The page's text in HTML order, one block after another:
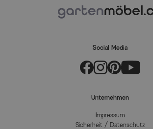
Social Media
Unternehmen
Impressum
Sicherheit / Datenschutz